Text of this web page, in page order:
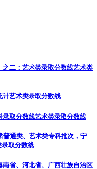
之二：艺术类录取分数线艺术类
计艺术类录取分数线
录取分数线艺术类录取分数线
普通类、艺术类专科批次，宁
录取分数线
南省、河北省、广西壮族自治区